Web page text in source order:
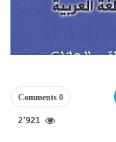
0 Comments
2٬921